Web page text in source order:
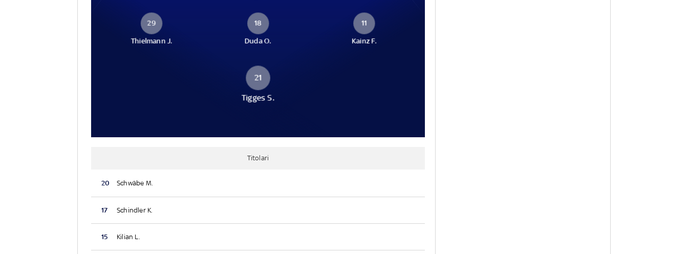
29
Thielmann J.
18
Duda O.
11
Kainz F.
21
Tigges S.
Titolari
20 Schwäbe M.
17 Schindler K.
15 Kilian L.